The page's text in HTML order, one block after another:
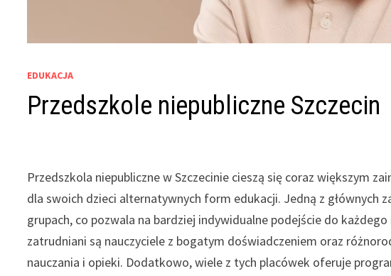
EDUKACJA
Przedszkole niepubliczne Szczecin
Przedszkola niepubliczne w Szczecinie cieszą się coraz większym
dla swoich dzieci alternatywnych form edukacji. Jedną z głównych
grupach, co pozwala na bardziej indywidualne podejście do
zatrudniani są nauczyciele z bogatym doświadczeniem oraz
nauczania i opieki. Dodatkowo, wiele z tych placówek oferuje